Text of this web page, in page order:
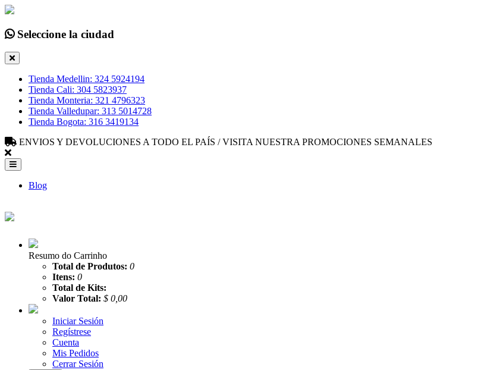
Seleccione la ciudad
Tienda Medellin: 324 5924194
Tienda Cali: 304 5823937
Tienda Monteria: 321 4796323
Tienda Valledupar: 313 5014728
Tienda Bogota: 316 3419134
ENVIOS Y DEVOLUCIONES A TODO EL PAÍS / VISITA NUESTRA PROMOCIONES SEMANALES
Blog
Resumo do Carrinho
Total de Produtos: 0
Itens: 0
Total de Kits:
Valor Total: $ 0,00
Iniciar Sesión
Regístrese
Cuenta
Mis Pedidos
Cerrar Sesión